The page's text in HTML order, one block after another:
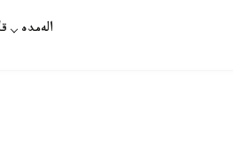
الەمدە